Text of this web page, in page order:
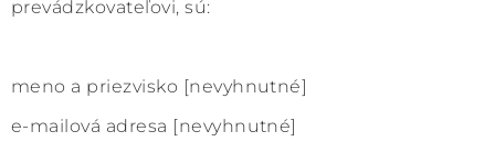
prevádzkovateľovi, sú:
meno a priezvisko [nevyhnutné]
e-mailová adresa [nevyhnutné]